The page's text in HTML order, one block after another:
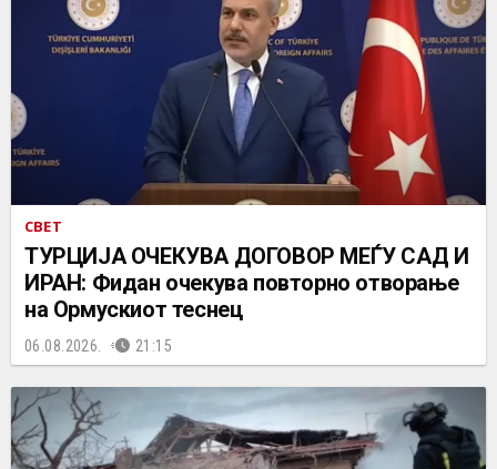
СВЕТ
ТУРЦИЈА ОЧЕКУВА ДОГОВОР МЕЃУ САД И
ИРАН: Фидан очекува повторно отворање
на Ормускиот теснец
06.08.2026. 21:15